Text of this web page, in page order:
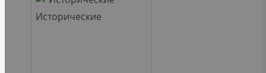
Исторические